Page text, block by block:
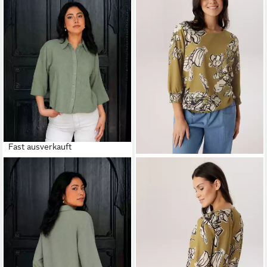
Fast ausverkauft
PASSIONI
Hemdbluse aus
Musselin Loose Fit Bluse
27,90 €
69,90 €